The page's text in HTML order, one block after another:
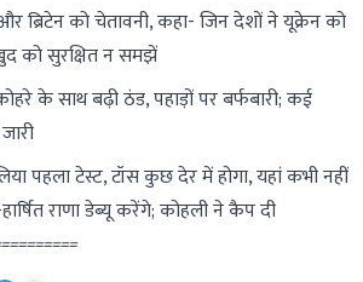
ब्रिटेन को चेतावनी, कहा- जिन देशों ने यूक्रेन को
को सुरक्षित न समझें
के साथ बढ़ी ठंड, पहाड़ों पर बर्फबारी; कई
पहला टेस्ट, टॉस कुछ देर में होगा, यहां कभी नहीं
राणा डेब्यू करेंगे; कोहली ने कैप दी